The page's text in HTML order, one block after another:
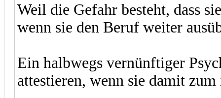
Weil die Gefahr besteht, dass
wenn sie den Beruf weiter
Ein halbwegs vernünftiger
attestieren, wenn sie damit